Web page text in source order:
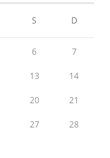
S D
6 7
13 14
20 21
27 28